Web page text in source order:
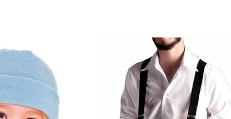
lista de
deseos
lista de
deseos